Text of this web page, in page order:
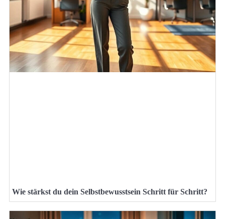
Wie stärkst du dein Selbstbewusstsein Schritt für Schritt?